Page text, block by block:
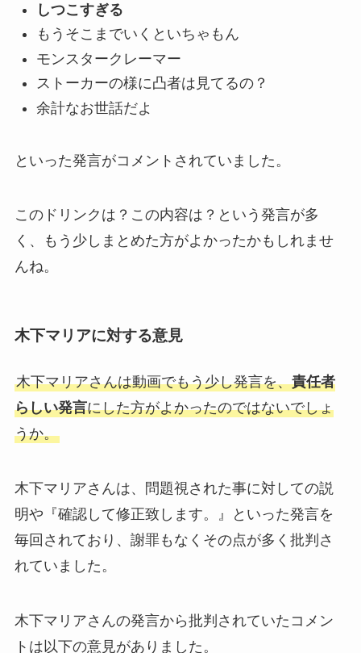
しつこすぎる
もうそこまでいくといちゃもん
モンスタークレーマー
ストーカーの様に凸者は見てるの？
余計なお世話だよ
といった発言がコメントされていました。
このドリンクは？この内容は？という発言が多
く、もう少しまとめた方がよかったかもしれませ
んね。
木下マリアに対する意見
木下マリアさんは動画でもう少し発言を、責任者
らしい発言にした方がよかったのではないでしょ
うか。
木下マリアさんは、問題視された事に対しての説
明や『確認して修正致します。』といった発言を
毎回されており、謝罪もなくその点が多く批判さ
れていました。
木下マリアさんの発言から批判されていたコメン
トは以下の意見がありました。